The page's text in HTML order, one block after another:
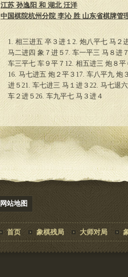
江苏 孙逸阳 和 湖北 汪洋
中国棋院杭州分院 李沁 胜 山东省棋牌管
1. 相三进五 卒３进１2. 炮八平七 马２
马二进四 象７进５7. 车一平三 马８进
车三平七 车９平７12. 相五进三 炮８
16. 马七进五 炮２平３17. 车八平九 炮
进５21. 车七进三 马１进３22. 马七退
车２进５26. 车九平七 马３进４
网站地图
首页 象棋残局 大师对局